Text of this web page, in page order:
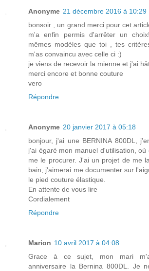
Anonyme 21 décembre 2016 à 10:29
bonsoir , un grand merci pour cet
m'a enfin permis d'arrêter un
mêmes modèles que toi , tes
m'as convaincu avec celle ci :)
je viens de recevoir la mienne et j'ai
merci encore et bonne couture
vero
Répondre
Anonyme 20 janvier 2017 à 05:18
bonjour, j'ai une BERNINA 800DL,
j'ai égaré mon manuel d'utilisation,
me le procurer. J'ai un projet de me
bain, j'aimerai me documenter sur
le pied couture élastique.
En attente de vous lire
Cordialement
Répondre
Marion 10 avril 2017 à 04:08
Grace à ce sujet, mon mari
anniversaire la Bernina 800DL. Je